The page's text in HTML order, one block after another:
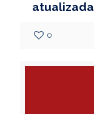
atualizada
0